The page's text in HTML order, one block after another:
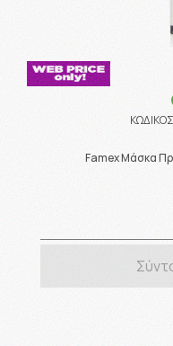
Famex Μάσκα